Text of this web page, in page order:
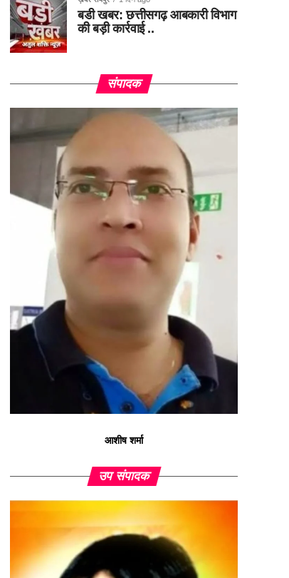
बडी खबर: छत्तीसगढ़ आबकारी विभाग
की बड़ी कार्रवाई ..
संपादक
आशीष शर्मा
उप संपादक